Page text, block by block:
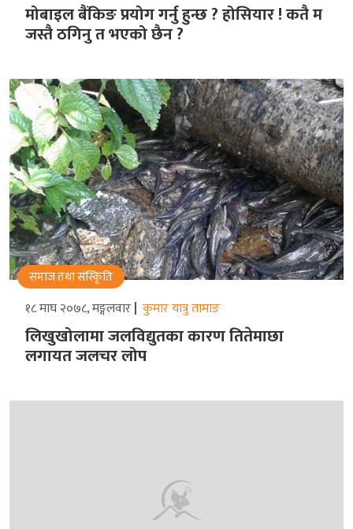
मोबाइल बैंकिङ प्रयोग गर्नु हुन्छ ? होसियार ! कतै म
जस्तै ठगिनु त भएको छैन ?
समाज तथा संस्किृति
१८ माघ २०७८, मङ्गलवार कुमार यात्रु तामाङ
लिखुखोलामा जलविद्युतका कारण तितेमाछा
लगायत जलचर लोप